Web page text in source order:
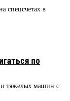
спецсчетах в
по
и тяжелых машин с